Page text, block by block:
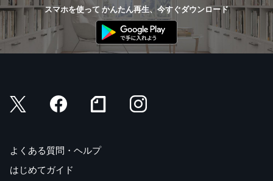
スマホを使って かんたん再生、今すぐダウンロード
よくある質問・ヘルプ
はじめてガイド